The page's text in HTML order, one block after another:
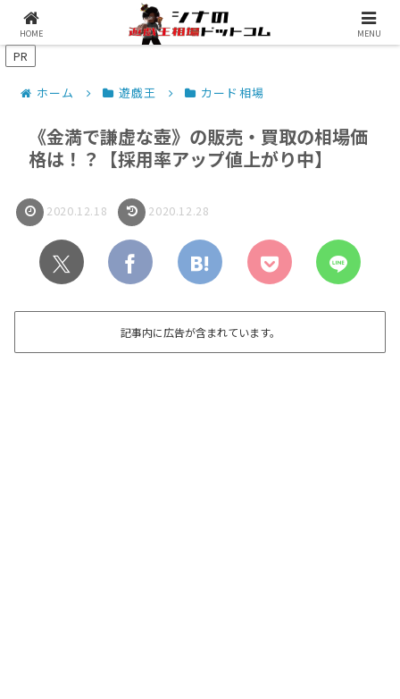
シナコムについて
PR
ホーム 遊戯王 カード相場
《金満で謙虚な壺》の販売・買取の相場価
格は！？【採用率アップ値上がり中】
2020.12.18 2020.12.28
記事内に広告が含まれています。
HOME MENU